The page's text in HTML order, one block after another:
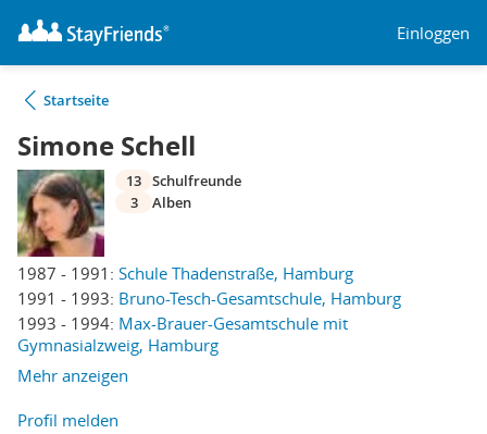
Einloggen
Startseite
Simone Schell
1987 - 1991: Schule Thadenstraße, Hamburg
1991 - 1993: Bruno-Tesch-Gesamtschule, Hamburg
1993 - 1994: Max-Brauer-Gesamtschule mit
Gymnasialzweig, Hamburg
Mehr anzeigen
13 Schulfreunde
3
Alben
Profil melden